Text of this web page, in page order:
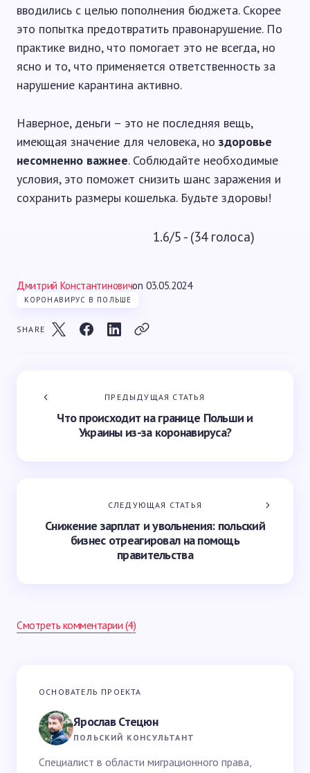
вводились с целью пополнения бюджета. Скорее
это попытка предотвратить правонарушение. По
практике видно, что помогает это не всегда, но
ясно и то, что применяется ответственность за
нарушение карантина активно.
Наверное, деньги – это не последняя вещь,
имеющая значение для человека, но здоровье
несомненно важнее. Соблюдайте необходимые
условия, это поможет снизить шанс заражения и
сохранить размеры кошелька. Будьте здоровы!
1.6/5 - (34 голоса)
Дмитрий Константиновичon 03.05.2024
КОРОНАВИРУС В ПОЛЬШЕ
SHARE
ПРЕДЫДУЩАЯ СТАТЬЯ
Что происходит на границе Польши и
Украины из-за коронавируса?
СЛЕДУЮЩАЯ СТАТЬЯ
Снижение зарплат и увольнения: польский
бизнес отреагировал на помощь
правительства
Смотреть комментарии (4)
Ваш адрес email не будет опубликован.
Ваше имя *
ОСНОВАТЕЛЬ ПРОЕКТА
Ярослав Стецюн
ПОЛЬСКИЙ КОНСУЛЬТАНТ
Специалист в области миграционного права,